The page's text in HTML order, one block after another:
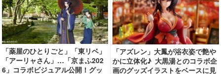
「薬屋のひとりごと」「東リベ」
「アーリャさん」…「京まふ202
6」コラボビジュアル公開！グッ
「アズレン」大鳳が浴衣姿で艶や
かに立体化♪ 大黒湯とのコラボ企
画のグッズイラストをベースに見